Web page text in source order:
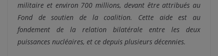
militaire etenviron 700 millions, devant être attribués au
Fond de soutien de la coalition. Cette aideest au
fondement de la relation bilatérale entre les deux
puissances nucléaires, et ce depuis plusieurs décennies.